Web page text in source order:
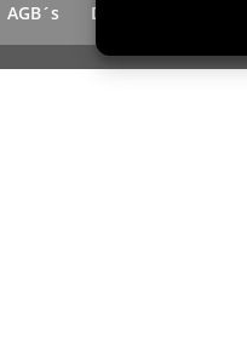
AGB´s Datenschutz